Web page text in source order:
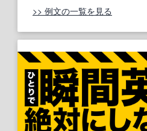
>> 例文の一覧を見る